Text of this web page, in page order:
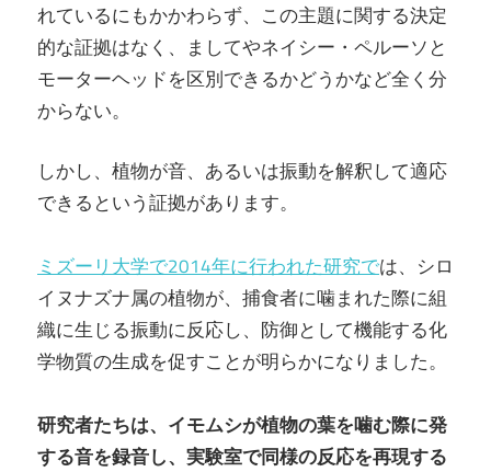
れているにもかかわらず、この主題に関する決定
的な証拠はなく、ましてやネイシー・ペルーソと
モーターヘッドを区別できるかどうかなど全く分
からない。
しかし、植物が音、あるいは振動を解釈して適応
できるという証拠があります。
ミズーリ大学で2014年に行われた研究では、シロ
イヌナズナ属の植物が、捕食者に噛まれた際に組
織に生じる振動に反応し、防御として機能する化
学物質の生成を促すことが明らかになりました。
研究者たちは、イモムシが植物の葉を噛む際に発
する音を録音し、実験室で同様の反応を再現する